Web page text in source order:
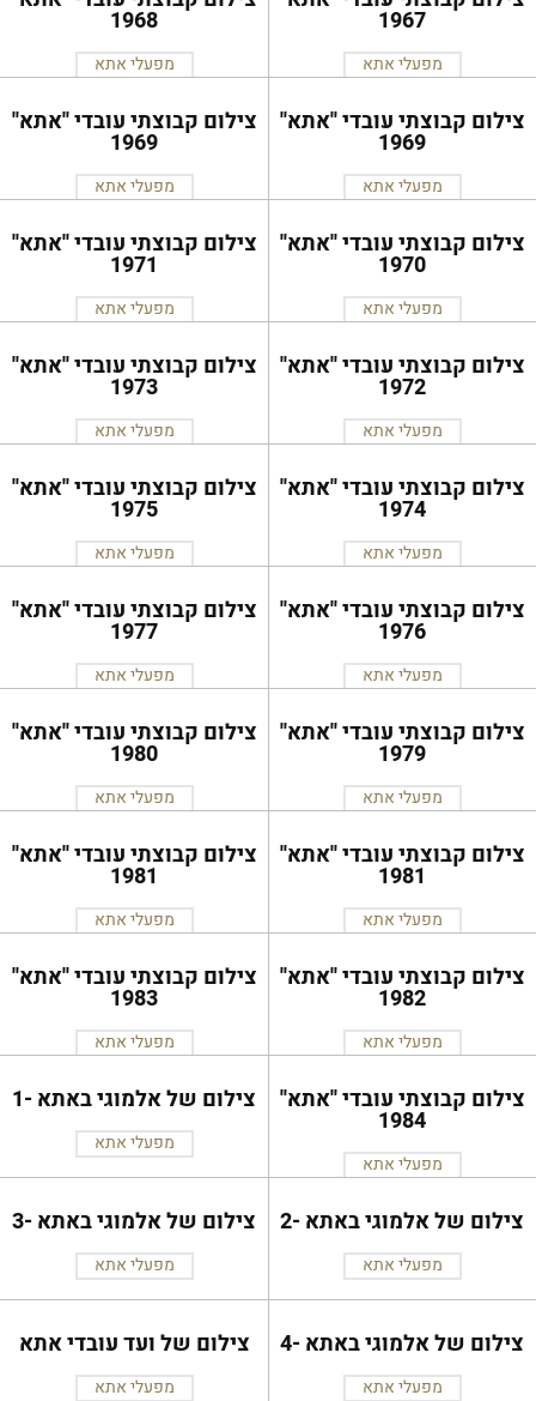
1967
מפעלי אתא
1968
מפעלי אתא
צילום קבוצתי עובדי ''אתא''
1969
מפעלי אתא
צילום קבוצתי עובדי ''אתא''
1969
מפעלי אתא
צילום קבוצתי עובדי ''אתא''
1970
מפעלי אתא
צילום קבוצתי עובדי ''אתא''
1971
מפעלי אתא
צילום קבוצתי עובדי ''אתא''
1972
מפעלי אתא
צילום קבוצתי עובדי ''אתא''
1973
מפעלי אתא
צילום קבוצתי עובדי ''אתא''
1974
מפעלי אתא
צילום קבוצתי עובדי ''אתא''
1975
מפעלי אתא
צילום קבוצתי עובדי ''אתא''
1976
מפעלי אתא
צילום קבוצתי עובדי ''אתא''
1977
מפעלי אתא
צילום קבוצתי עובדי ''אתא''
1979
מפעלי אתא
צילום קבוצתי עובדי ''אתא''
1980
מפעלי אתא
צילום קבוצתי עובדי ''אתא''
1981
מפעלי אתא
צילום קבוצתי עובדי ''אתא''
1981
מפעלי אתא
צילום קבוצתי עובדי ''אתא''
1982
מפעלי אתא
צילום קבוצתי עובדי ''אתא''
1983
מפעלי אתא
צילום קבוצתי עובדי ''אתא''
1984
מפעלי אתא
צילום של אלמוגי באתא -1
מפעלי אתא
צילום של אלמוגי באתא -2
מפעלי אתא
צילום של אלמוגי באתא -3
מפעלי אתא
צילום של אלמוגי באתא -4
מפעלי אתא
צילום של ועד עובדי אתא
מפעלי אתא